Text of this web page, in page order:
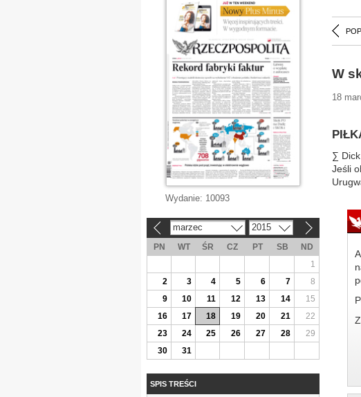
W
18
∑
Jeśli
Wydanie: 10093
marzec 2015
PN WT ŚR CZ PT SB
ND
1
2
3 4 5 6 7
8
9
10 11 12 13 14
15
16
17 18 19 20 21
22
23
24 25 26 27 28
29
30
31
SPIS TREŚCI